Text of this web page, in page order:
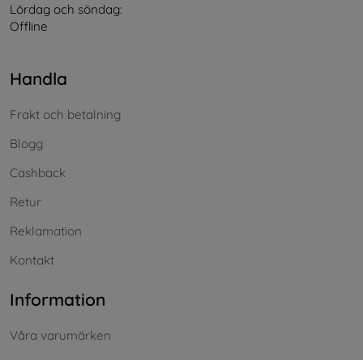
Lördag och söndag:
Offline
Handla
Frakt och betalning
Blogg
Cashback
Retur
Reklamation
Kontakt
Information
Våra varumärken